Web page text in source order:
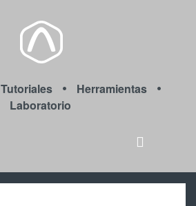
Tutoriales
Herramientas
Laboratorio